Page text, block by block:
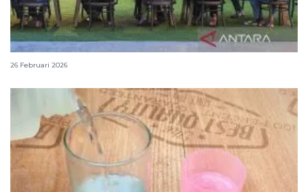
Tips menjaga berat badan stabil selama Ramadhan
26 Februari 2026